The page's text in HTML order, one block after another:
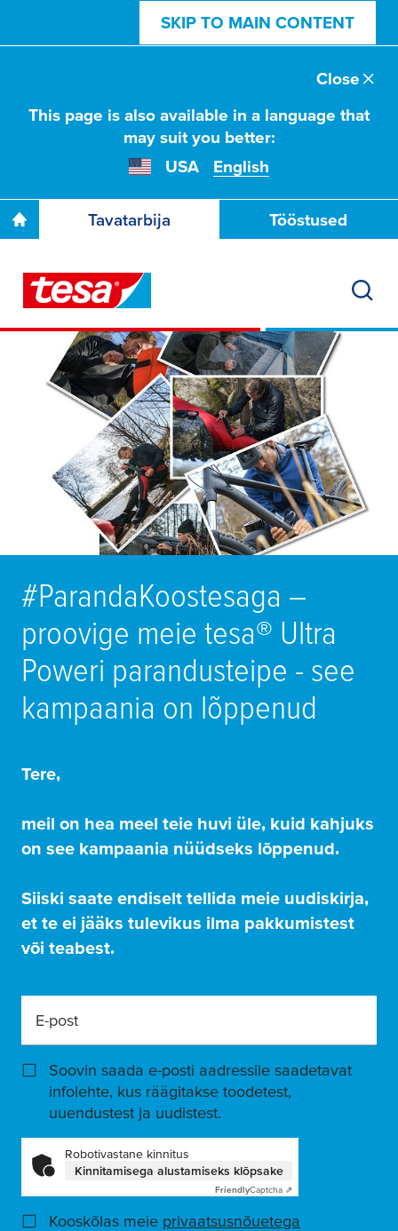
SKIP TO MAIN CONTENT
This page is also available in a language that
may suit you better:
USA
English
Close
Tavatarbija Tööstused
#ParandaKoostesaga –
proovige meie tesa® Ultra
Poweri parandusteipe - see
kampaania on lõppenud
Tere,
meil on hea meel teie huvi üle, kuid kahjuks
on see kampaania nüüdseks lõppenud.
Siiski saate endiselt tellida meie uudiskirja,
et te ei jääks tulevikus ilma pakkumistest
või teabest.
E-post
Soovin saada e-posti aadressile saadetavat
infolehte, kus räägitakse toodetest,
uuendustest ja uudistest.
Robotivastane kinnitus
Kinnitamisega alustamiseks klõpsake
FriendlyCaptcha ⇗
Kooskõlas meie privaatsusnõuetega